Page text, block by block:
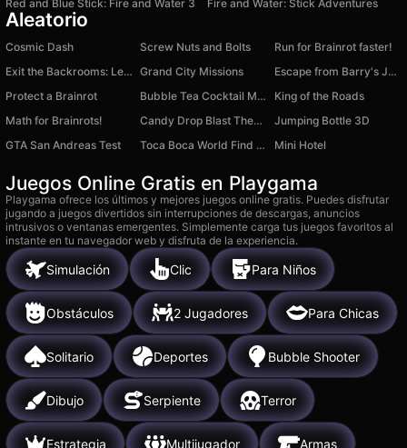
Red and Blue Stick: Fire and Water 3
Fire and Water: Stick Adventures
Aleatorio
Cosmic Dash Screw Nuts and Bolts
Run for Brainrot faster!
Exit the Backrooms: Level 37 Grand City Missions
Escape from Barry's Jail Obby
Protect a Brainrot
Bubble Tea Cocktail Maker Mix Drinks
King of the Roads
Math for Brainrots!
Candy Drop Blast Them All
Jumping Bottle 3D
GTA San Andreas Test
Toca Boca World Find the Difference Mini Hotel
Juegos Online Gratis en Playgama
Playgama ofrece los últimos y mejores juegos online gratis. Puedes disfrutar
jugando a juegos divertidos sin interrupciones de descargas, anuncios
intrusivos o ventanas emergentes. Simplemente carga tus juegos favoritos al
instante en tu navegador web y disfruta de la experiencia.
Simulación Clic Para Niños
Obstáculos 2 Jugadores Para Chicas
Solitario Deportes Bubble Shooter
Dibujo Serpiente Terror
Estrategia Multijugador Armas